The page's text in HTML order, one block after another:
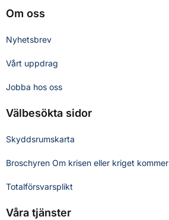
Om oss
Nyhetsbrev
Vårt uppdrag
Jobba hos oss
Välbesökta sidor
Skyddsrumskarta
Broschyren Om krisen eller kriget kommer
Totalförsvarsplikt
Våra tjänster